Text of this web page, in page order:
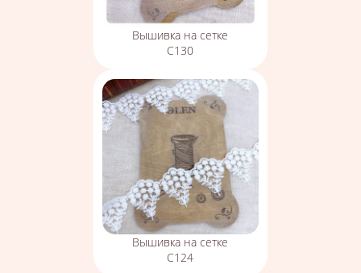
Вышивка на сетке
С130
Вышивка на сетке
С124